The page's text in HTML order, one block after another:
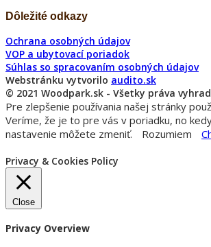
Dôležité odkazy
Ochrana osobných údajov
VOP a ubytovací poriadok
Súhlas so spracovaním osobných údajov
Webstránku vytvorilo audito.sk
© 2021 Woodpark.sk - Všetky práva
Pre zlepšenie používania našej stránky
Veríme, že je to pre vás v poriadku, no
nastavenie môžete zmeniť.
Rozumiem
Privacy & Cookies Policy
Close
Privacy Overview